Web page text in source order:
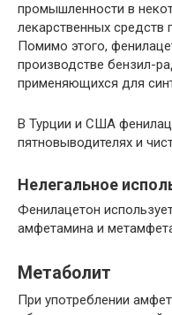
промышленности в
лекарственных средств
Помимо этого,
производстве бензил-
применяющихся для
В Турции и США
пятновыводителях и
Нелегальное
Фенилацетон
амфетамина и
Метаболит
При употреблении